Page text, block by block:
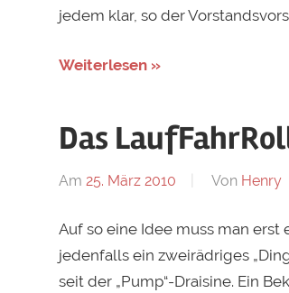
jedem klar, so der
Weiterlesen »
Das
Am 25. März 2010 Von Henry
Auf so eine Idee muss man erst
jedenfalls ein zweirädriges
seit der „Pump“-Draisine. Ein